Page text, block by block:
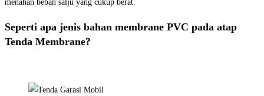
menahan beban salju yang cukup berat.
Seperti apa jenis bahan membrane PVC pada atap
Tenda Membrane?